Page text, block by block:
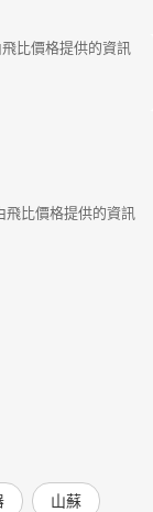
比價格提供的資訊
飛比價格提供的資訊
山蘇